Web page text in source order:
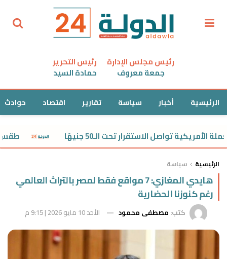
رئيس مجلس الإدارة
جمعة معروف
رئيس التحرير
حمادة السيد
الرئيسية أخبار سياسة تقارير اقتصاد حوادث
تواصل الاستقرار تحت الـ50 جنيهًا طقس الإثنين 10 أغسطس..
الرئيسية سياسة
هايدي المغازي: 7 مواقع فقط لمصر بالتراث العالمي
رغم كنوزنا الحضارية
كتب: مصطفى محمود الأحد 10 مايو 2026 | 9:15 م